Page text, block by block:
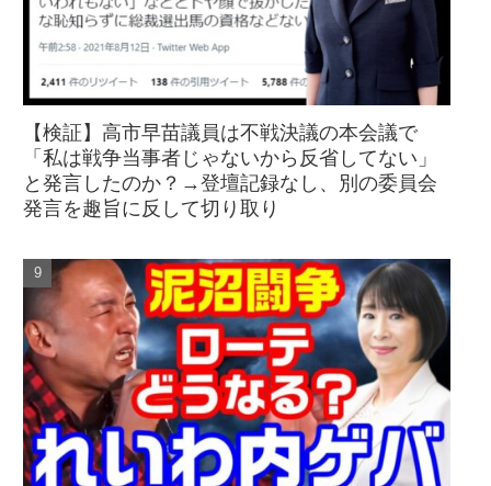
【検証】高市早苗議員は不戦決議の本会議で
「私は戦争当事者じゃないから反省してない」
と発言したのか？→登壇記録なし、別の委員会
発言を趣旨に反して切り取り